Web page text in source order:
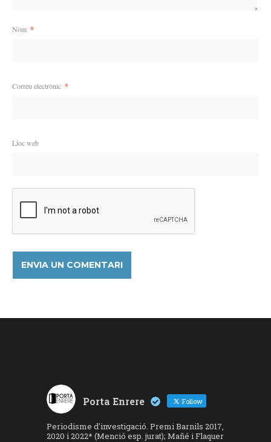
Nom *
Correu electrònic *
Lloc web
Porta Enrere Follow
Periodisme d'investigació. Premi Barnils 2017,
2020 i 2022* (Menció esp. jurat); Mañé i Flaquer